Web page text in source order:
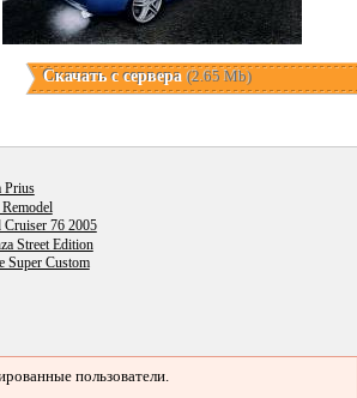
Скачать с сервера(2.65 Mb)
Prius
Cruiser 76 2005
Street Edition
Super Custom
пользователи.